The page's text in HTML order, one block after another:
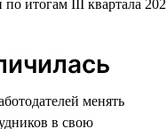
менять
в свою